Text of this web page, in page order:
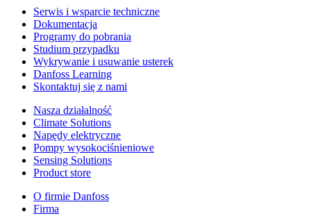
Serwis i wsparcie techniczne
Dokumentacja
Programy do pobrania
Studium przypadku
Wykrywanie i usuwanie usterek
Danfoss Learning
Skontaktuj się z nami
Nasza działalność
Climate Solutions
Napędy elektryczne
Pompy wysokociśnieniowe
Sensing Solutions
Product store
O firmie Danfoss
Firma